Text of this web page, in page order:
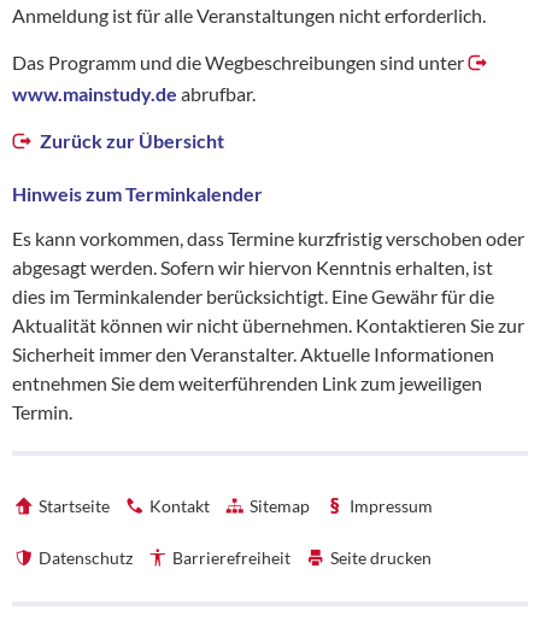
Anmeldung ist für alle Veranstaltungen nicht erforderlich.
Das Programm und die Wegbeschreibungen sind unter
www.mainstudy.de abrufbar.
Zurück zur Übersicht
Hinweis zum Terminkalender
Es kann vorkommen, dass Termine kurzfristig verschoben oder
abgesagt werden. Sofern wir hiervon Kenntnis erhalten, ist
dies im Terminkalender berücksichtigt. Eine Gewähr für die
Aktualität können wir nicht übernehmen. Kontaktieren Sie zur
Sicherheit immer den Veranstalter. Aktuelle Informationen
entnehmen Sie dem weiterführenden Link zum jeweiligen
Termin.
Startseite Kontakt Sitemap Impressum
Datenschutz Barrierefreiheit Seite drucken